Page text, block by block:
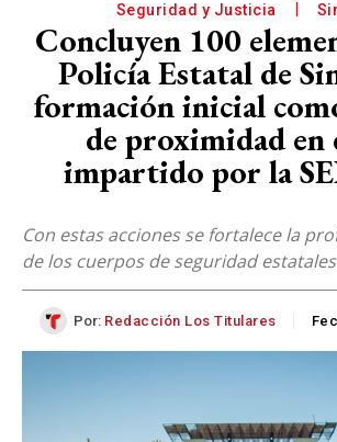
Seguridad y Justicia
Concluyen 100
Policía Estatal de
formación inicial
de proximidad en
impartido por la
Con estas acciones se fortalece la
de los cuerpos de seguridad estatales
Por: Redacción Los Titulares